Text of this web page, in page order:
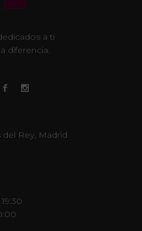
a ti
diferencia.
del Rey, Madrid